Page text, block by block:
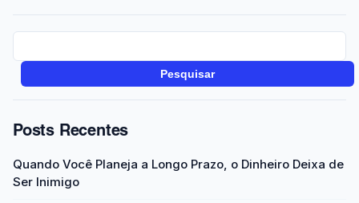
Pesquisar
Posts Recentes
Quando Você Planeja a Longo Prazo, o Dinheiro Deixa de
Ser Inimigo